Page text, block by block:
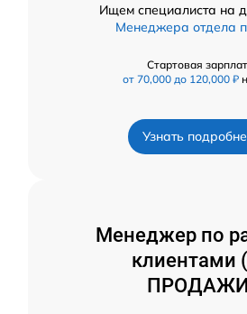
Ищем специалиста на
Менеджера отдела
Стартовая
от 70,000 до 120,000 ₽
Узнать
Менеджер по
клиентами